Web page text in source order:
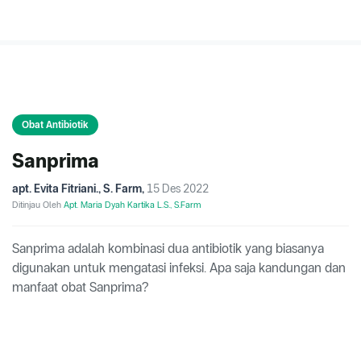
Obat Antibiotik
Sanprima
apt. Evita Fitriani., S. Farm, 15 Des 2022
Ditinjau Oleh Apt. Maria Dyah Kartika L.S., S.Farm
Sanprima adalah kombinasi dua antibiotik yang biasanya
digunakan untuk mengatasi infeksi. Apa saja kandungan dan
manfaat obat Sanprima?